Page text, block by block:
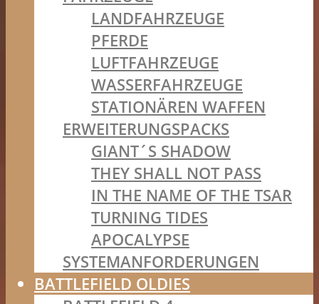
LANDFAHRZEUGE
PFERDE
LUFTFAHRZEUGE
WASSERFAHRZEUGE
STATIONÄREN WAFFEN
ERWEITERUNGSPACKS
GIANT´S SHADOW
THEY SHALL NOT PASS
IN THE NAME OF THE TSAR
TURNING TIDES
APOCALYPSE
SYSTEMANFORDERUNGEN
BATTLEFIELD OLDIES